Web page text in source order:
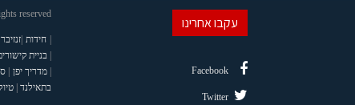
עקבו אחרינו
Facebook
Twitter
reserved
| חידות |זנזיבר
| בניית
| מדריך יפן |
בתאילנד|